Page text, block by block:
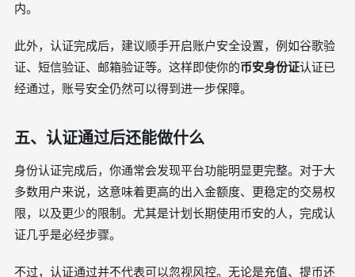
内。
此外，认证完成后，建议顺手开启账户安全设置，例如谷歌验
证、短信验证、邮箱验证等。这样即使你的币安身份证认证已
经通过，账号安全仍然可以得到进一步保障。
五、认证通过后还能做什么
身份认证完成后，你通常会发现平台功能明显更完整。对于大
多数用户来说，这意味着更高的出入金额度、更稳定的交易权
限，以及更少的限制。尤其是计划长期使用币安的人，完成认
证几乎是必经步骤。
不过，认证通过并不代表可以忽视风控。无论是充值、提币还